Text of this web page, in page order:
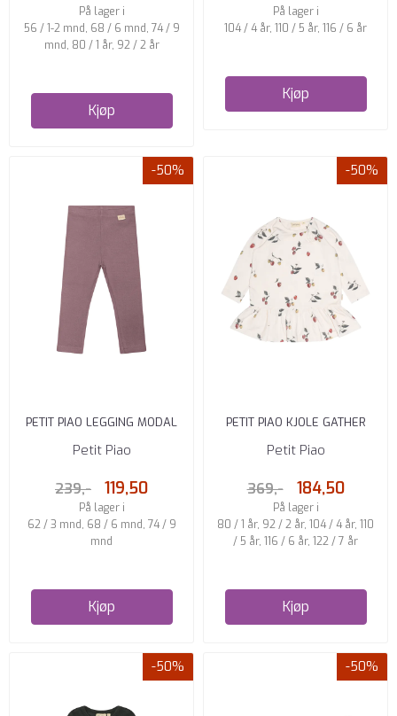
På lager i
56 / 1-2 mnd, 68 / 6 mnd, 74 / 9
mnd, 80 / 1 år, 92 / 2 år
Kjøp
På lager i
104 / 4 år, 110 / 5 år, 116 / 6 år
Kjøp
-50%
PETIT PIAO LEGGING MODAL
LAVENDER MIST
Petit Piao
239,- 119,50
På lager i
62 / 3 mnd, 68 / 6 mnd, 74 / 9
mnd
Kjøp
-50%
PETIT PIAO KJOLE GATHER
PRINTED RASPBERRY
Petit Piao
369,- 184,50
På lager i
80 / 1 år, 92 / 2 år, 104 / 4 år, 110
/ 5 år, 116 / 6 år, 122 / 7 år
Kjøp
-50% -50%